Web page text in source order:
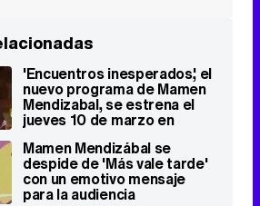
'Encuentros inesperados', el
nuevo programa de Mamen
Mendizabal, se estrena el
jueves 10 de marzo en
laSexta
Mamen Mendizábal se
despide de 'Más vale tarde'
con un emotivo mensaje
para la audiencia